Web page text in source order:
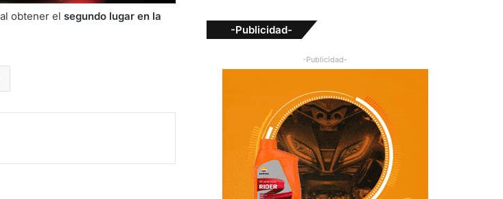
obtener el segundo lugar en la
-Publicidad-
-Publicidad-